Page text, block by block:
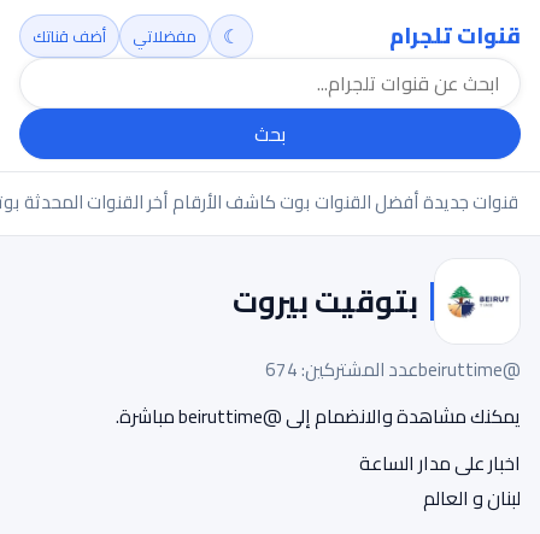
قنوات تلجرام
بحث
☾ مفضلاتي أضف قناتك
قنوات جديدةأفضل القنواتبوت كاشف الأرقامأخر القنوات المحدثة
بتوقيت بيروت
@beiruttime
عدد المشتركين: 674
يمكنك مشاهدة والانضمام إلى @beiruttime مباشرة.
اخبار على مدار الساعة
لبنان و العالم